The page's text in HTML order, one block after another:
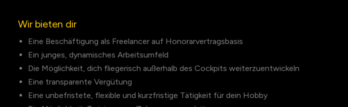
Wir bieten dir
Eine Beschäftigung als Freelancer auf Honorarvertragsbasis
Ein junges, dynamisches Arbeitsumfeld
Die Möglichkeit, dich fliegerisch außerhalb des Cockpits weiterzuentwickeln
Eine transparente Vergütung
Eine unbefristete, flexible und kurzfristige Tätigkeit für dein Hobby